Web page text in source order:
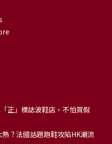
正」標誌波鞋店，不怕買假
熱？法國話題跑鞋攻陷HK潮流